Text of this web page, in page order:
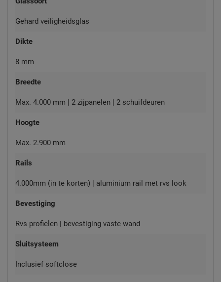
Gehard veiligheidsglas
Dikte
8 mm
Breedte
Max. 4.000 mm | 2 zijpanelen | 2 schuifdeuren
Hoogte
Max. 2.900 mm
Rails
4.000mm (in te korten) | aluminium rail met rvs look
Bevestiging
Rvs profielen | bevestiging vaste wand
Sluitsysteem
Inclusief softclose